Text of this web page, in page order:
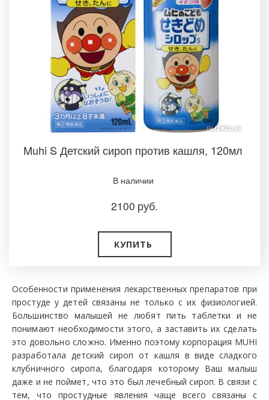
Muhi S Детский сироп против кашля, 120мл
В наличии ­
2100 руб.
КУПИТЬ
Особенности применения лекарственных препаратов при
простуде у детей связаны не только с их физиологией.
Большинство малышей не любят пить таблетки и не
понимают необходимости этого, а заставить их сделать
это довольно сложно. Именно поэтому корпорация MUHI
разработала детский сироп от кашля в виде сладкого
клубничного сиропа, благодаря которому Ваш малыш
даже и не поймет, что это был лечебный сироп. В связи с
тем, что простудные явления чаще всего связаны с